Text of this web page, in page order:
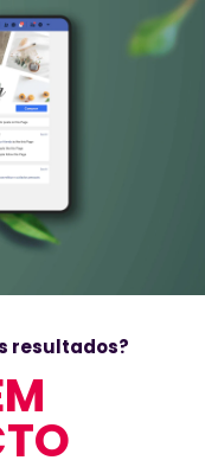
resultados?